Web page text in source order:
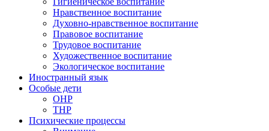
Нравственное воспитание
Духовно-нравственное воспитание
Правовое воспитание
Трудовое воспитание
Художественное воспитание
Экологическое воспитание
Иностранный язык
Особые дети
ОНР
ТНР
Психические процессы